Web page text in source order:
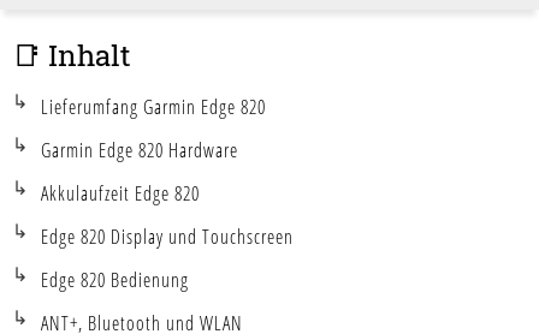
📑 Inhalt
Lieferumfang Garmin Edge 820
Garmin Edge 820 Hardware
Akkulaufzeit Edge 820
Edge 820 Display und Touchscreen
Edge 820 Bedienung
ANT+, Bluetooth und WLAN